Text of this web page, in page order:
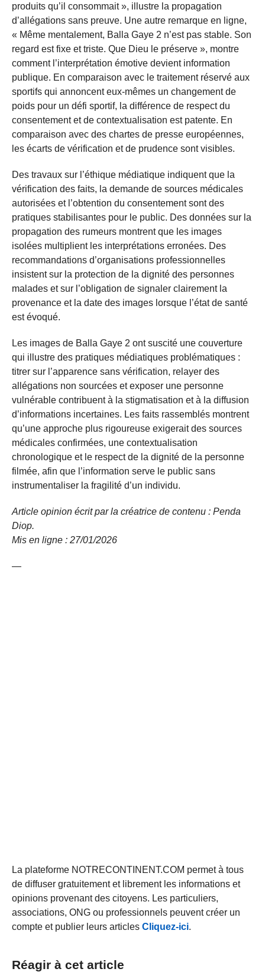
produits qu’il consommait », illustre la propagation
d’allégations sans preuve. Une autre remarque en ligne,
« Même mentalement, Balla Gaye 2 n’est pas stable. Son
regard est fixe et triste. Que Dieu le préserve », montre
comment l’interprétation émotive devient information
publique. En comparaison avec le traitement réservé aux
sportifs qui annoncent eux-mêmes un changement de
poids pour un défi sportif, la différence de respect du
consentement et de contextualisation est patente. En
comparaison avec des chartes de presse européennes,
les écarts de vérification et de prudence sont visibles.
Des travaux sur l’éthique médiatique indiquent que la
vérification des faits, la demande de sources médicales
autorisées et l’obtention du consentement sont des
pratiques stabilisantes pour le public. Des données sur la
propagation des rumeurs montrent que les images
isolées multiplient les interprétations erronées. Des
recommandations d’organisations professionnelles
insistent sur la protection de la dignité des personnes
malades et sur l’obligation de signaler clairement la
provenance et la date des images lorsque l’état de santé
est évoqué.
Les images de Balla Gaye 2 ont suscité une couverture
qui illustre des pratiques médiatiques problématiques :
titrer sur l’apparence sans vérification, relayer des
allégations non sourcées et exposer une personne
vulnérable contribuent à la stigmatisation et à la diffusion
d’informations incertaines. Les faits rassemblés montrent
qu’une approche plus rigoureuse exigerait des sources
médicales confirmées, une contextualisation
chronologique et le respect de la dignité de la personne
filmée, afin que l’information serve le public sans
instrumentaliser la fragilité d’un individu.
Article opinion écrit par la créatrice de contenu : Penda
Diop.
Mis en ligne : 27/01/2026
—
La plateforme NOTRECONTINENT.COM permet à tous
de diffuser gratuitement et librement les informations et
opinions provenant des citoyens. Les particuliers,
associations, ONG ou professionnels peuvent créer un
compte et publier leurs articles Cliquez-ici.
Réagir à cet article